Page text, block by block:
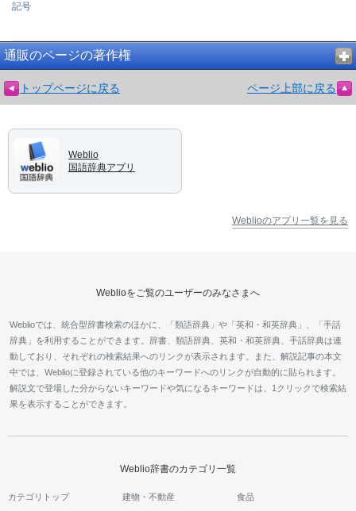
記号
通販のページの著作権
トップページに戻る ページ上部に戻る
Weblio
国語辞典アプリ
Weblioのアプリ一覧を見る
Weblioをご覧のユーザーのみなさまへ
Weblioでは、統合型辞書検索のほかに、「類語辞典」や「英和・和英辞典」、「手話
辞典」を利用することができます。辞書、類語辞典、英和・和英辞典、手話辞典は連
動しており、それぞれの検索結果へのリンクが表示されます。また、解説記事の本文
中では、Weblioに登録されている他のキーワードへのリンクが自動的に貼られます。
解説文で登場した分からないキーワードや気になるキーワードは、1クリックで検索結
果を表示することができます。
Weblio辞書のカテゴリ一覧
カテゴリトップ 建物・不動産 食品